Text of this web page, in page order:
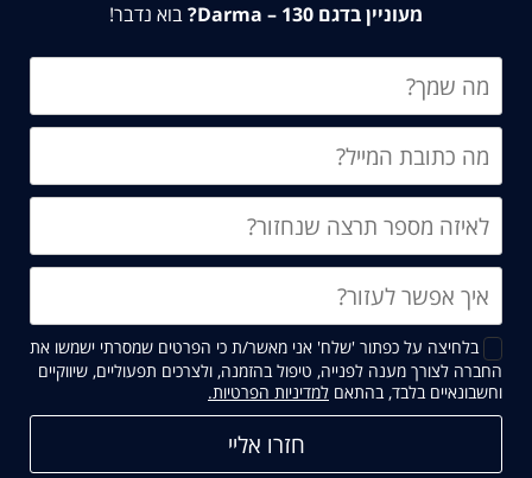
מעוניין בדגם 130 – Darma? בוא נדבר!
בלחיצה על כפתור 'שלח' אני מאשר/ת כי הפרטים שמסרתי ישמשו את
החברה לצורך מענה לפנייה, טיפול בהזמנה, ולצרכים תפעוליים, שיווקיים
וחשבונאיים בלבד, בהתאם קישור
נפתח
בחלון
חדש
למדיניות הפרטיות.